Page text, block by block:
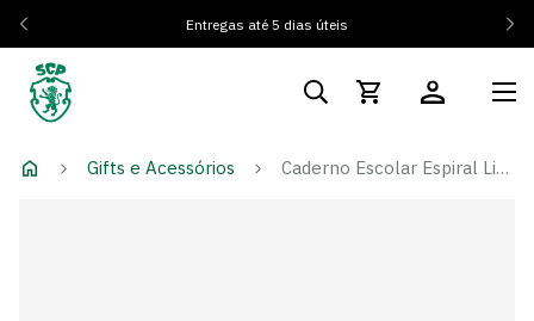
Entregas até 5 dias úteis
Gifts e Acessórios Caderno Escolar Espiral Listas SCP